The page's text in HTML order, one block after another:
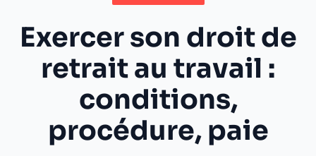
Exercer son droit de
retrait au travail :
conditions,
procédure, paie